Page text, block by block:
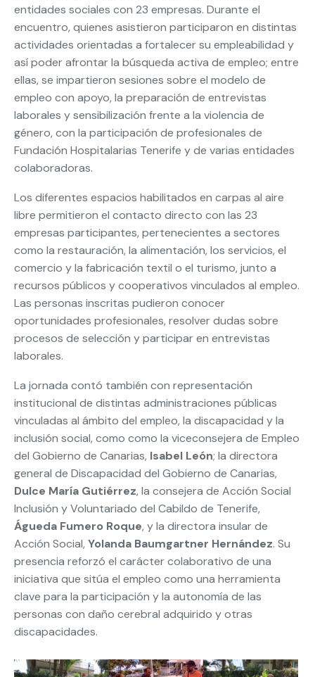
entidades sociales con 23 empresas. Durante el
encuentro, quienes asistieron participaron en distintas
actividades orientadas a fortalecer su empleabilidad y
así poder afrontar la búsqueda activa de empleo; entre
ellas, se impartieron sesiones sobre el modelo de
empleo con apoyo, la preparación de entrevistas
laborales y sensibilización frente a la violencia de
género, con la participación de profesionales de
Fundación Hospitalarias Tenerife y de varias entidades
colaboradoras.
Los diferentes espacios habilitados en carpas al aire
libre permitieron el contacto directo con las 23
empresas participantes, pertenecientes a sectores
como la restauración, la alimentación, los servicios, el
comercio y la fabricación textil o el turismo, junto a
recursos públicos y cooperativos vinculados al empleo.
Las personas inscritas pudieron conocer
oportunidades profesionales, resolver dudas sobre
procesos de selección y participar en entrevistas
laborales.
La jornada contó también con representación
institucional de distintas administraciones públicas
vinculadas al ámbito del empleo, la discapacidad y la
inclusión social, como como la viceconsejera de Empleo
del Gobierno de Canarias, Isabel León; la directora
general de Discapacidad del Gobierno de Canarias,
Dulce María Gutiérrez, la consejera de Acción Social
Inclusión y Voluntariado del Cabildo de Tenerife,
Águeda Fumero Roque, y la directora insular de
Acción Social, Yolanda Baumgartner Hernández. Su
presencia reforzó el carácter colaborativo de una
iniciativa que sitúa el empleo como una herramienta
clave para la participación y la autonomía de las
personas con daño cerebral adquirido y otras
discapacidades.